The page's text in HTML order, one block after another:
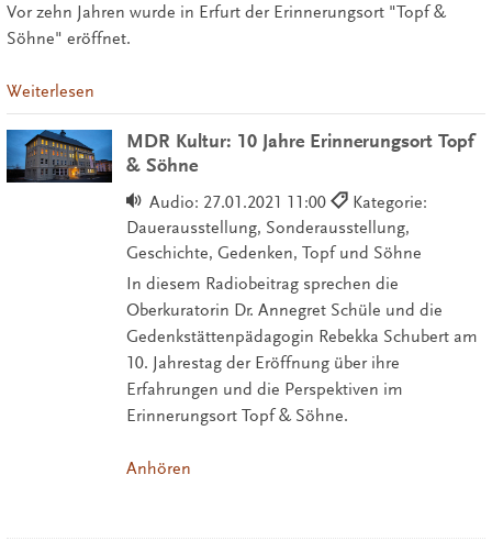
Vor zehn Jahren wurde in Erfurt der Erinnerungsort "Topf &
Söhne" eröffnet.
Weiterlesen
MDR Kultur: 10 Jahre Erinnerungsort Topf
& Söhne
Audio: 27.01.2021 11:00
Kategorie:
Dauerausstellung, Sonderausstellung,
Geschichte, Gedenken, Topf und Söhne
In diesem Radiobeitrag sprechen die
Oberkuratorin Dr. Annegret Schüle und die
Gedenkstättenpädagogin Rebekka Schubert am
10. Jahrestag der Eröffnung über ihre
Erfahrungen und die Perspektiven im
Erinnerungsort Topf & Söhne.
Anhören